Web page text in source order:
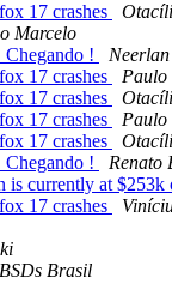
17 crashes
Marcelo
!
17 crashes
Paulo
17 crashes
17 crashes
Paulo
17 crashes
!
Renato
currently at $253k
17 crashes
Brasil